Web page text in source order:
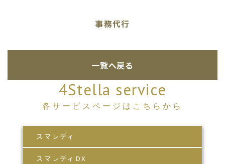
事務代行
一覧へ戻る
4Stella service
各サービスページはこちらから
スマレディ
スマレディDX